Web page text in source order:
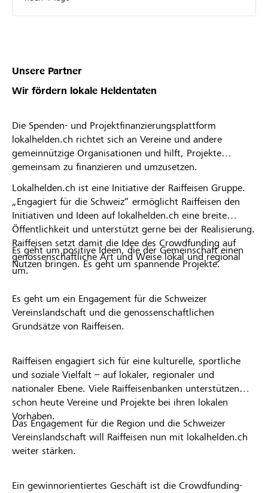
Unsere Partner
Wir fördern lokale Heldentaten
Die Spenden- und Projektfinanzierungsplattform
lokalhelden.ch richtet sich an Vereine und andere
gemeinnützige Organisationen und hilft, Projekte
gemeinsam zu finanzieren und umzusetzen.
Lokalhelden.ch ist eine Initiative der Raiffeisen Gruppe.
„Engagiert für die Schweiz“ ermöglicht Raiffeisen den
Initiativen und Ideen auf lokalhelden.ch eine breite
Öffentlichkeit und unterstützt gerne bei der Realisierung.
Raiffeisen setzt damit die Idee des Crowdfunding auf
genossenschaftliche Art und Weise lokal und regional
um.
Es geht um positive Ideen, die der Gemeinschaft einen
Nutzen bringen. Es geht um spannende Projekte.
Es geht um ein Engagement für die Schweizer
Vereinslandschaft und die genossenschaftlichen
Grundsätze von Raiffeisen.
Raiffeisen engagiert sich für eine kulturelle, sportliche
und soziale Vielfalt – auf lokaler, regionaler und
nationaler Ebene. Viele Raiffeisenbanken unterstützen
schon heute Vereine und Projekte bei ihren lokalen
Vorhaben.
Das Engagement für die Region und die Schweizer
Vereinslandschaft will Raiffeisen nun mit lokalhelden.ch
weiter stärken.
Ein gewinnorientiertes Geschäft ist die Crowdfunding-